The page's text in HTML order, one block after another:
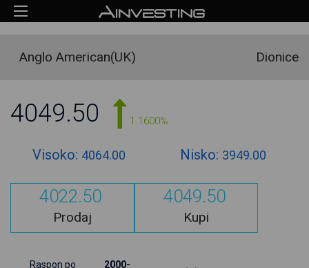
Anglo American(UK) Dionice
4049.50 1.1600%
Visoko: 4064.00 Nisko: 3949.00
4022.50
Prodaj
4049.50
Kupi
Raspon po
2000-